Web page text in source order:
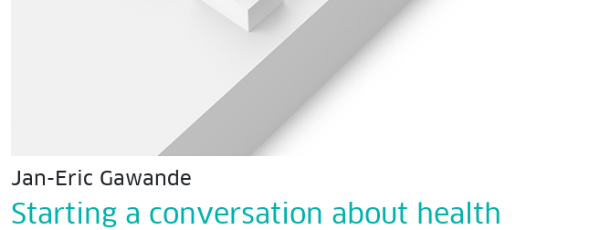
Jan-Eric Gawande
Starting a conversation about health